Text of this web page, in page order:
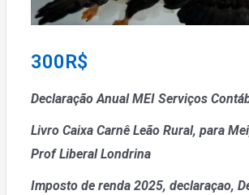
300R$
Declaração Anual MEI Serviços
Livro Caixa Carnê Leão Rural, para
Prof Liberal Londrina
Imposto de renda 2025, declaraçao,